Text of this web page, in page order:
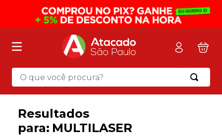
O que você procura?
MULTILASER
Termos mais buscados
2 º sacola